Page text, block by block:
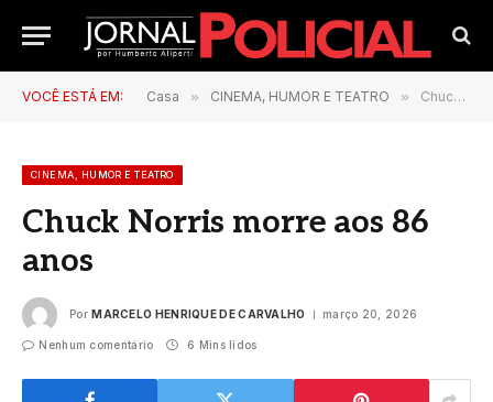
VOCÊ ESTÁ EM: Casa » CINEMA, HUMOR E TEATRO » Chuck Norris morre aos 86 anos
CINEMA, HUMOR E TEATRO
Chuck Norris morre aos 86
anos
Por MARCELO HENRIQUE DE CARVALHO março 20, 2026
Nenhum comentário 6 Mins lidos